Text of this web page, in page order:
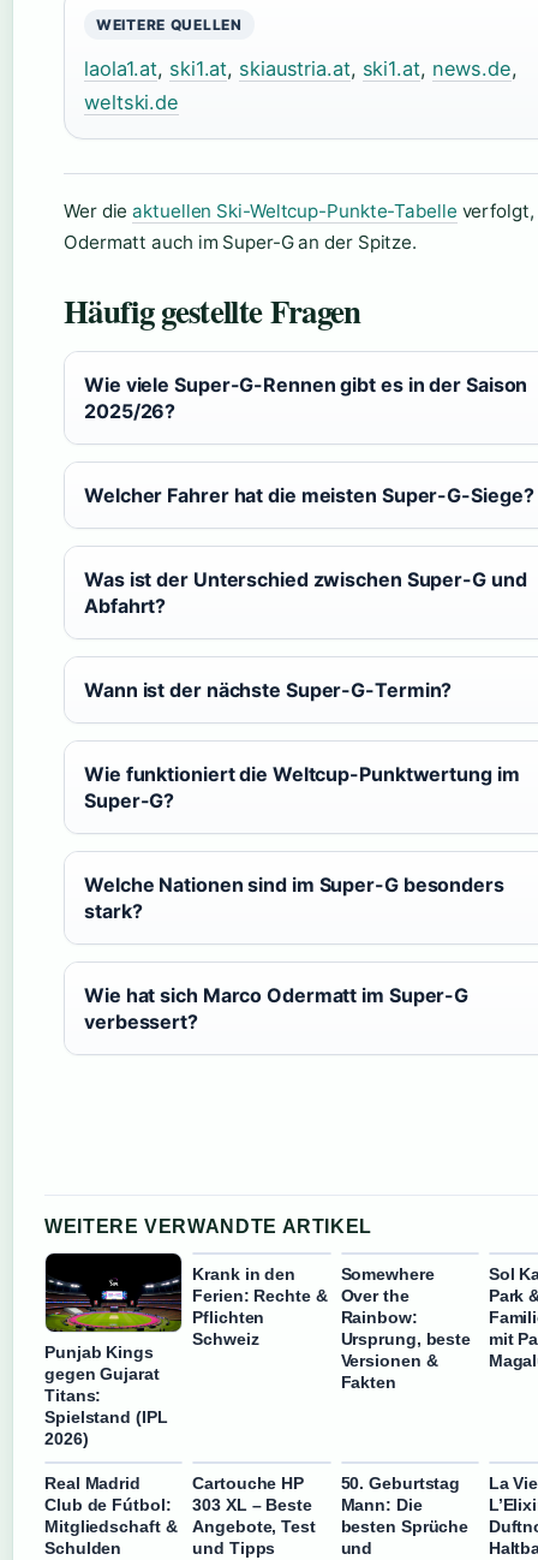
WEITERE QUELLEN
laola1.at, ski1.at, skiaustria.at, ski1.at, news.de,
weltski.de
Wer dieaktuellen Ski-Weltcup-Punkte-Tabelle
Odermatt auch im Super-G an der Spitze.
Häufig gestellte Fragen
Wie viele Super-G-Rennen gibt es in der Saison
2025/26?
Welcher Fahrer hat die meisten Super-G-Siege?
Was ist der Unterschied zwischen Super-G und
Abfahrt?
Wann ist der nächste Super-G-Termin?
Wie funktioniert die Weltcup-Punktwertung im
Super-G?
Welche Nationen sind im Super-G besonders
stark?
Wie hat sich Marco Odermatt im Super-G
verbessert?
WEITERE VERWANDTE ARTIKEL
Punjab Kings
gegen Gujarat
Titans:
Spielstand (IPL
2026)
Krank in den
Ferien: Rechte &
Pflichten
Schweiz
Somewhere
Over the
Rainbow:
Ursprung, beste
Versionen &
Fakten
Sol
Park
mit
Real Madrid
Club de Fútbol:
Mitgliedschaft &
Schulden
Cartouche HP
303 XL – Beste
Angebote, Test
und Tipps
50. Geburtstag
Mann: Die
besten Sprüche
und
La